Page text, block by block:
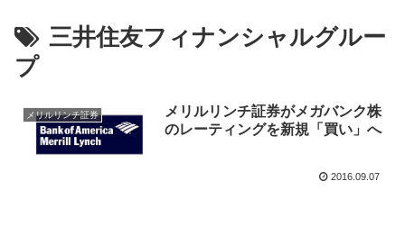
三井住友フィナンシャルグルー
プ
メリルリンチ証券
メリルリンチ証券がメガバンク株
のレーティングを新規「買い」へ
2016.09.07